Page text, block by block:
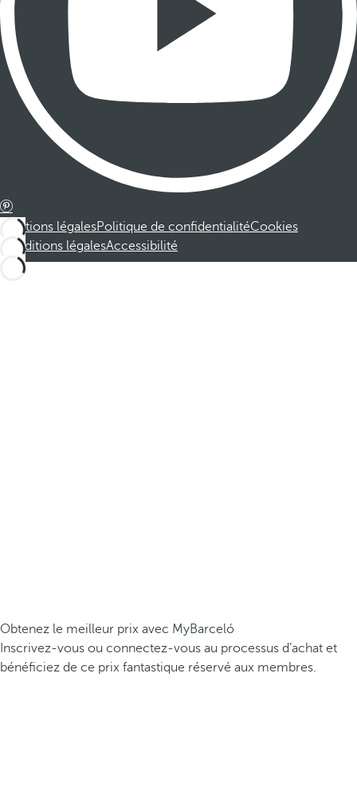
Mentions légalesPolitique de confidentialitéCookies
Conditions légalesAccessibilité
Obtenez le meilleur prix avec MyBarceló
Inscrivez-vous ou connectez-vous au processus d’achat et
bénéficiez de ce prix fantastique réservé aux membres.